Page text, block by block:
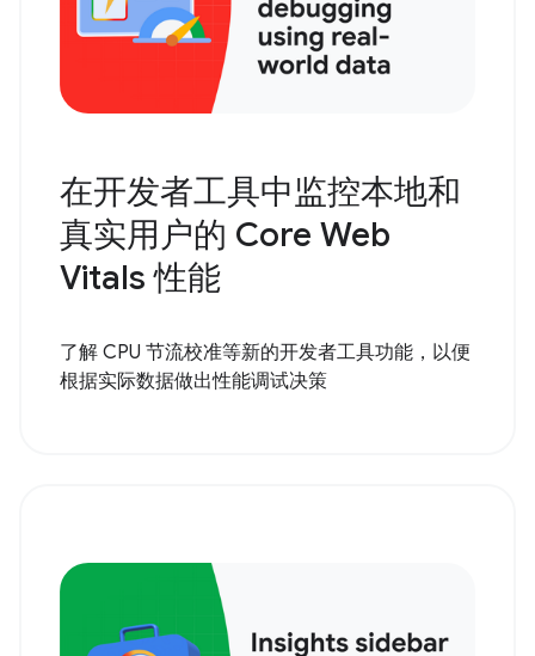
在开发者工具中监控本地和
真实用户的 Core Web
Vitals 性能
了解 CPU 节流校准等新的开发者工具功能，以便
根据实际数据做出性能调试决策